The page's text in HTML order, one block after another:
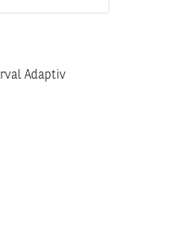
Adaptiv